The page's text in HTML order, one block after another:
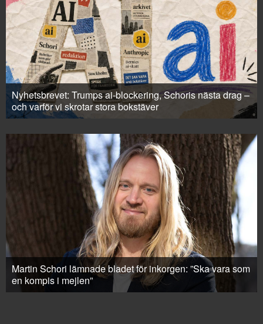
Nyhetsbrevet: Trumps ai-blockering, Schoris nästa drag –
och varför vi skrotar stora bokstäver
Martin Schori lämnade bladet för inkorgen: ”Ska vara som
en kompis i mejlen”